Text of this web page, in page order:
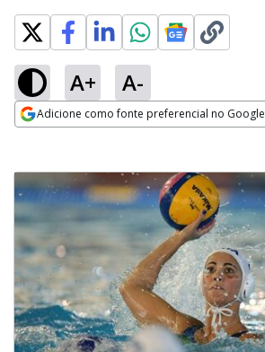
A+ A-
Adicione como fonte preferencial no Google